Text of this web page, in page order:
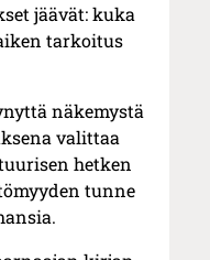
jäävät: kuka
tarkoitus
näkemystä
valittaa
hetken
tunne